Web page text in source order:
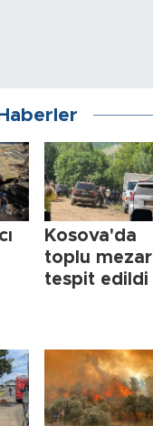
Kosova'da
toplu mezar
tespit edildi